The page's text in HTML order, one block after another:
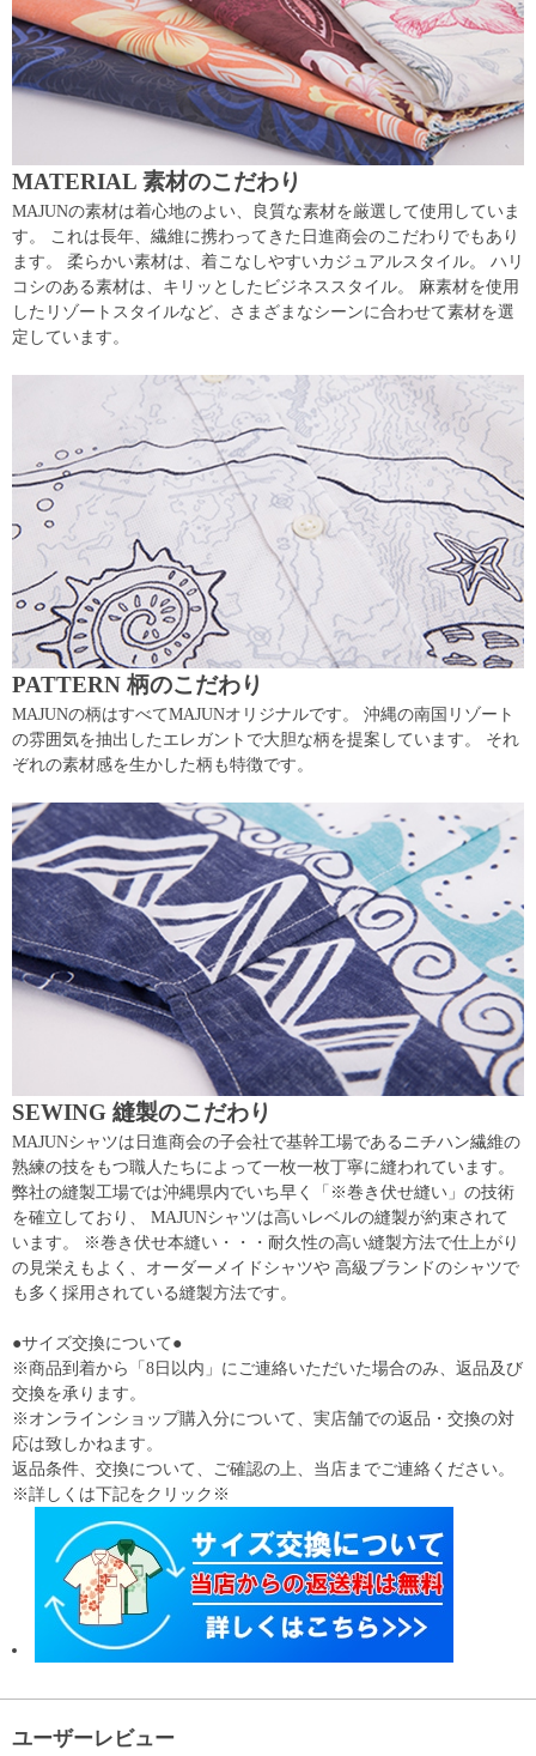
MATERIAL 素材のこだわり
MAJUNの素材は着心地のよい、良質な素材を厳選して使用していま
す。 これは長年、繊維に携わってきた日進商会のこだわりでもあり
ます。 柔らかい素材は、着こなしやすいカジュアルスタイル。 ハリ
コシのある素材は、キリッとしたビジネススタイル。 麻素材を使用
したリゾートスタイルなど、さまざまなシーンに合わせて素材を選
定しています。
PATTERN 柄のこだわり
MAJUNの柄はすべてMAJUNオリジナルです。 沖縄の南国リゾート
の雰囲気を抽出したエレガントで大胆な柄を提案しています。 それ
ぞれの素材感を生かした柄も特徴です。
SEWING 縫製のこだわり
MAJUNシャツは日進商会の子会社で基幹工場であるニチハン繊維の
熟練の技をもつ職人たちによって一枚一枚丁寧に縫われています。
弊社の縫製工場では沖縄県内でいち早く「※巻き伏せ縫い」の技術
を確立しており、 MAJUNシャツは高いレベルの縫製が約束されて
います。 ※巻き伏せ本縫い・・・耐久性の高い縫製方法で仕上がり
の見栄えもよく、オーダーメイドシャツや 高級ブランドのシャツで
も多く採用されている縫製方法です。
●サイズ交換について●
※商品到着から「8日以内」にご連絡いただいた場合のみ、返品及び
交換を承ります。
※オンラインショップ購入分について、実店舗での返品・交換の対
応は致しかねます。
返品条件、交換について、ご確認の上、当店までご連絡ください。
※詳しくは下記をクリック※
ユーザーレビュー